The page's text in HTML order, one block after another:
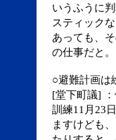
いうふうに
スティック
あっても、
の仕事だと。
○避難計画は
[堂下町議]
訓練11月23
ますけども